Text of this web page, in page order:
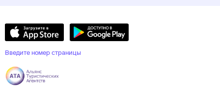
Введите номер страницы